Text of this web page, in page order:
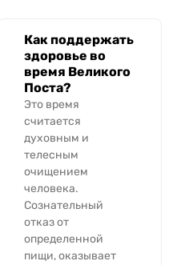
Как поддержать
здоровье во
время Великого
Поста?
Это время
считается
духовным и
телесным
очищением
человека.
Сознательный
отказ от
определенной
пищи, оказывает